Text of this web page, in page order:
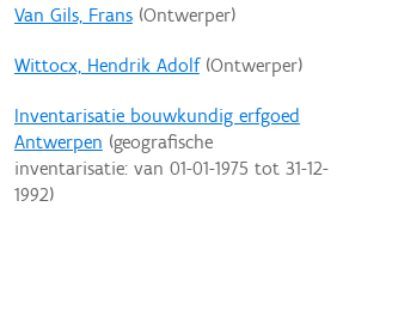
Van Gils, Frans(Ontwerper)
Wittocx, Hendrik Adolf(Ontwerper)
Inventarisatie bouwkundig erfgoed
Antwerpen (geografische
inventarisatie: van 01-01-1975 tot 31-12-
1992)